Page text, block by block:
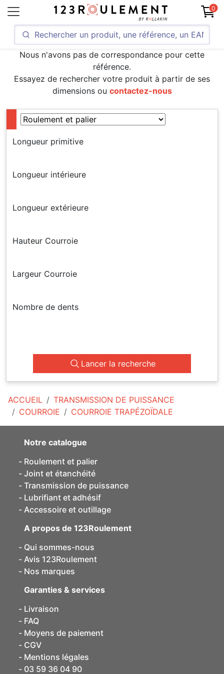
0
ACCUEIL
TRANSMISSION DE PUISSANCE
COURROIE
COURROIE TRAPÉZOÏDALE
Nous n'avons pas de correspondance pour cette
référence.
Essayez de rechercher votre produit à partir de ses
dimensions ou contactez-nous
Longueur primitive
Longueur intérieure
Longueur extérieure
Hauteur Courroie
Largeur Courroie
Nombre de dents
Lancer la recherche
Notre catalogue
Roulement et palier
Joint et étanchéité
Transmission de puissance
Lubrifiant et adhésif
Accessoire et outillage
A propos de 123Roulement
Qui sommes-nous
Avis 123Roulement
Nos marques
Garanties & services
Livraison
FAQ
Moyens de paiement
CGV
Mentions légales
03 59 36 04 90